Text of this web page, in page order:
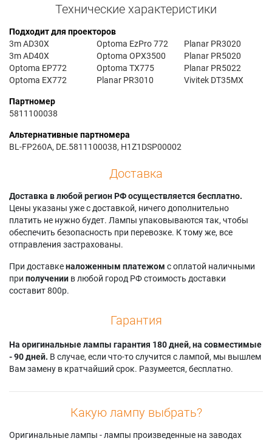
Технические характеристики
Подходит для проекторов
3m AD30X
3m AD40X
Optoma EP772
Optoma EX772
Optoma EzPro 772
Optoma OPX3500
Optoma TX775
Planar PR3010
Planar PR3020
Planar PR5020
Planar PR5022
Vivitek DT35MX
Партномер
5811100038
Альтернативные партномера
BL-FP260A, DE.5811100038, H1Z1DSP00002
Доставка
Доставка в любой регион РФ осуществляется бесплатно.
Цены указаны уже с доставкой, ничего дополнительно
платить не нужно будет. Лампы упаковываются так, чтобы
обеспечить безопасность при перевозке. К тому же, все
отправления застрахованы.
При доставкеналоженным платежом с оплатой наличными
при получении в любой город РФ стоимость доставки
составит 800р.
Гарантия
На оригинальные лампы гарантия 180 дней, на совместимые
- 90 дней. В случае, если что-то случится с лампой, мы вышлем
Вам замену в кратчайший срок. Разумеется, бесплатно.
Какую лампу выбрать?
Оригинальные лампы - лампы произведенные на заводах